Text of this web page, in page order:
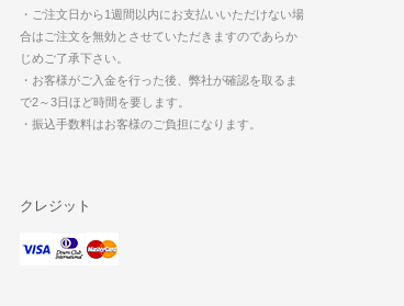
・ご注文日から1週間以内にお支払いいただけない場
合はご注文を無効とさせていただきますのであらか
じめご了承下さい。
・お客様がご入金を行った後、弊社が確認を取るま
で2～3日ほど時間を要します。
・振込手数料はお客様のご負担になります。
クレジット